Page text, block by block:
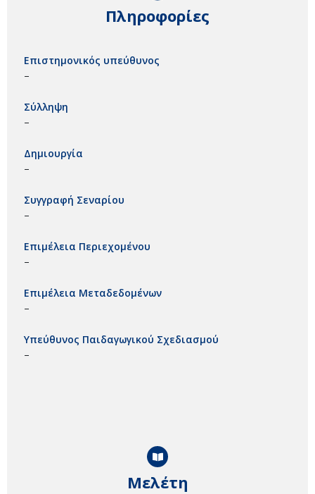
Μελέτη
Πληροφορίες
Επιστημονικός υπεύθυνος
–
Σύλληψη
–
Δημιουργία
–
Συγγραφή Σεναρίου
–
Επιμέλεια Περιεχομένου
–
Επιμέλεια Μεταδεδομένων
–
Υπεύθυνος Παιδαγωγικού Σχεδιασμού
–